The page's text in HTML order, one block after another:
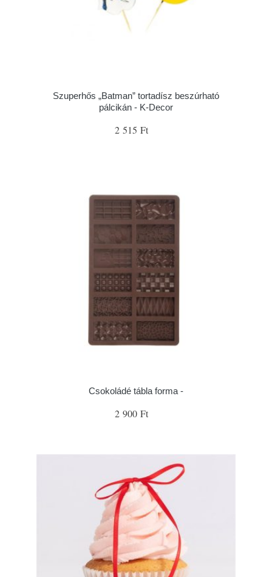
Szuperhős „Batman” tortadísz beszúrható
pálcikán - K-Decor
2 515 Ft
Csokoládé tábla forma -
2 900 Ft